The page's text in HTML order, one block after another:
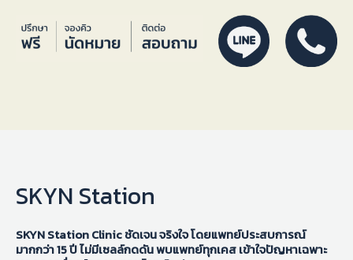
SKYN Station
SKYN Station Clinic ชัดเจน จริงใจ โดยแพทย์ประสบการณ์
มากกว่า 15 ปี ไม่มีเซลล์กดดัน พบแพทย์ทุกเคส เข้าใจปัญหาเฉพาะ